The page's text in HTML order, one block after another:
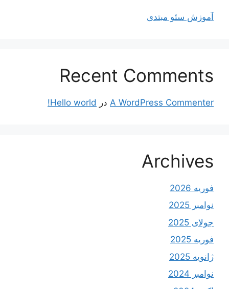
آموزش سئو مبتدی
Recent Comments
A WordPress Commenter در Hello world!
Archives
فوریه 2026
نوامبر 2025
جولای 2025
فوریه 2025
ژانویه 2025
نوامبر 2024